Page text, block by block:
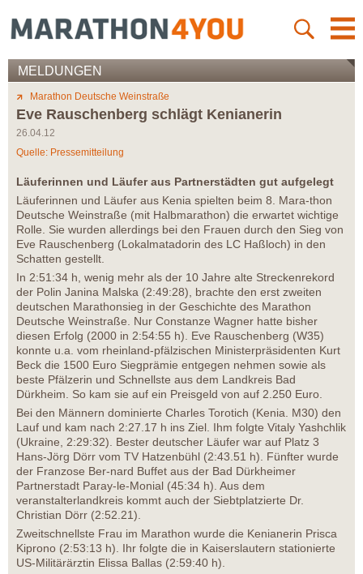
MELDUNGEN
Marathon Deutsche Weinstraße
Eve Rauschenberg schlägt Kenianerin
26.04.12
Quelle: Pressemitteilung
Läuferinnen und Läufer aus Partnerstädten gut aufgelegt
Läuferinnen und Läufer aus Kenia spielten beim 8. Mara-thon
Deutsche Weinstraße (mit Halbmarathon) die erwartet wichtige
Rolle. Sie wurden allerdings bei den Frauen durch den Sieg von
Eve Rauschenberg (Lokalmatadorin des LC Haßloch) in den
Schatten gestellt.
In 2:51:34 h, wenig mehr als der 10 Jahre alte Streckenrekord
der Polin Janina Malska (2:49:28), brachte den erst zweiten
deutschen Marathonsieg in der Geschichte des Marathon
Deutsche Weinstraße. Nur Constanze Wagner hatte bisher
diesen Erfolg (2000 in 2:54:55 h). Eve Rauschenberg (W35)
konnte u.a. vom rheinland-pfälzischen Ministerpräsidenten Kurt
Beck die 1500 Euro Siegprämie entgegen nehmen sowie als
beste Pfälzerin und Schnellste aus dem Landkreis Bad
Dürkheim. So kam sie auf ein Preisgeld von auf 2.250 Euro.
Bei den Männern dominierte Charles Torotich (Kenia. M30) den
Lauf und kam nach 2:27.17 h ins Ziel. Ihm folgte Vitaly Yashchlik
(Ukraine, 2:29:32). Bester deutscher Läufer war auf Platz 3
Hans-Jörg Dörr vom TV Hatzenbühl (2:43.51 h). Fünfter wurde
der Franzose Ber-nard Buffet aus der Bad Dürkheimer
Partnerstadt Paray-le-Monial (45:34 h). Aus dem
veranstalterlandkreis kommt auch der Siebtplatzierte Dr.
Christian Dörr (2:52.21).
Zweitschnellste Frau im Marathon wurde die Kenianerin Prisca
Kiprono (2:53:13 h). Ihr folgte die in Kaiserslautern stationierte
US-Militärärztin Elissa Ballas (2:59:40 h).